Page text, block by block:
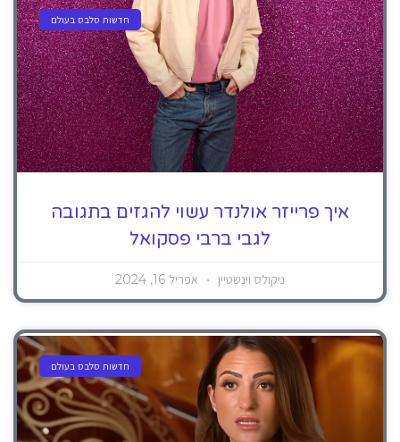
חדשות סלבס בעולם
איך פרייזר אולנדר עשוי להגזים בתגובה
לגבי ברבי פסקואל
ניקולס וינשטיין אפריל 16, 2024
חדשות סלבס בעולם